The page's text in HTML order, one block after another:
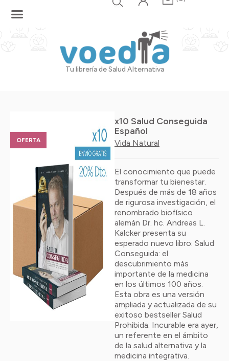
Tu librería de Salud Alternativa
OFERTA
x10 Salud Conseguida
Español
Vida Natural
El conocimiento que puede
transformar tu bienestar.
Después de más de 18 años
de rigurosa investigación, el
renombrado biofísico
alemán Dr. hc. Andreas L.
Kalcker presenta su
esperado nuevo libro: Salud
Conseguida: el
descubrimiento más
importante de la medicina
en los últimos 100 años.
Esta obra es una versión
ampliada y actualizada de su
exitoso bestseller Salud
Prohibida: Incurable era ayer,
un referente en el ámbito
de la salud alternativa y la
medicina integrativa.